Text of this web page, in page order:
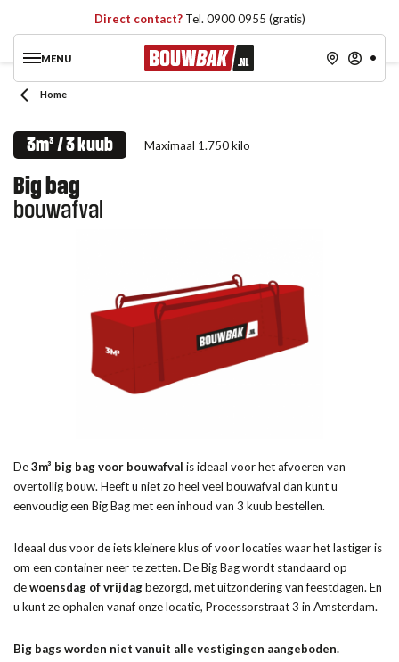
Direct contact? Tel. 0900 0955 (gratis)
MENU
Home
3m³ / 3 kuub Maximaal 1.750 kilo
Big bag
bouwafval
De3m³ big bag voor bouwafval is ideaal voor het afvoeren van
overtollig bouw. Heeft u niet zo heel veel bouwafval dan kunt u
eenvoudig een Big Bag met een inhoud van 3 kuub bestellen.
Ideaal dus voor de iets kleinere klus of voor locaties waar het lastiger is
om een container neer te zetten. De Big Bag wordt standaard op
dewoensdag of vrijdagbezorgd, met uitzondering van feestdagen. En
u kunt ze ophalen vanaf onze locatie, Processorstraat 3 in Amsterdam.
Big bags worden niet vanuit alle vestigingen aangeboden.